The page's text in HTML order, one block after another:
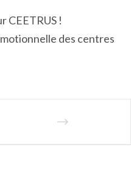
CEETRUS !
des centres